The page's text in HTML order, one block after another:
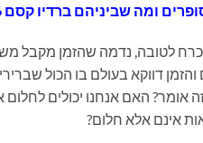
ומה שביניהם ברדיו קסם 106אפאם:
לטובה, נדמה שהזמן מקבל
דווקא בעולם בו הכול
האם אנחנו יכולים לחלום
אינם אלא חלום?